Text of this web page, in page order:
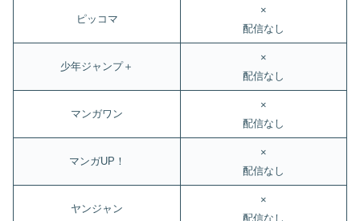
ピッコマ
×
配信なし
少年ジャンプ＋
×
配信なし
マンガワン
×
配信なし
マンガUP！
×
配信なし
ヤンジャン
×
配信なし